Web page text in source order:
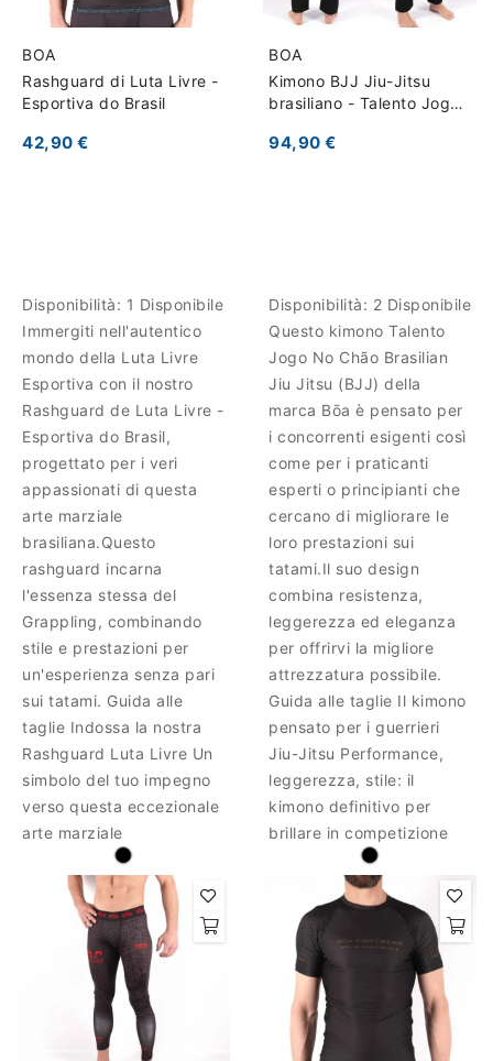
BOA
Rashguard di Luta Livre -
Esportiva do Brasil
42,90 €
Disponibilità: 1 Disponibile
Immergiti nell'autentico
mondo della Luta Livre
Esportiva con il nostro
Rashguard de Luta Livre -
Esportiva do Brasil,
progettato per i veri
appassionati di questa
arte marziale
brasiliana.Questo
rashguard incarna
l'essenza stessa del
Grappling, combinando
stile e prestazioni per
un'esperienza senza pari
sui tatami. Guida alle
taglie Indossa la nostra
Rashguard Luta Livre Un
simbolo del tuo impegno
verso questa eccezionale
arte marziale
BOA
Kimono BJJ Jiu-Jitsu
brasiliano - Talento Jogo
94,90 €
Disponibilità: 2 Disponibile
Questo kimono Talento
Jogo No Chão Brasilian
Jiu Jitsu (BJJ) della
marca Bōa è pensato per
i concorrenti esigenti così
come per i praticanti
esperti o principianti che
cercano di migliorare le
loro prestazioni sui
tatami.Il suo design
combina resistenza,
leggerezza ed eleganza
per offrirvi la migliore
attrezzatura possibile.
Guida alle taglie Il kimono
pensato per i guerrieri
Jiu-Jitsu Performance,
leggerezza, stile: il
kimono definitivo per
brillare in competizione